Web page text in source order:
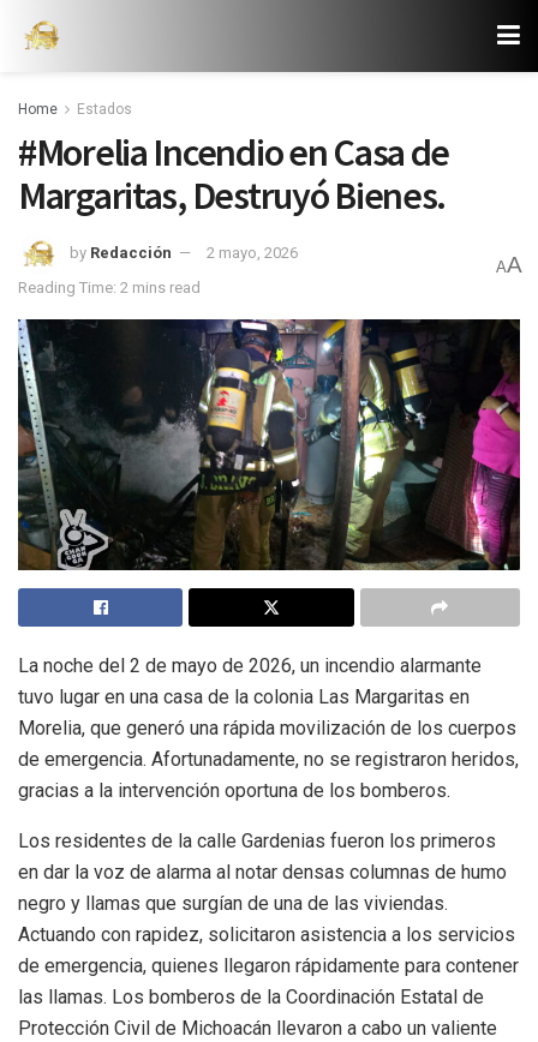
Home Estados
#Morelia Incendio en Casa de
Margaritas, Destruyó Bienes.
by Redacción
2 mayo, 2026
Reading Time: 2 mins read
AA
La noche del 2 de mayo de 2026, un incendio alarmante
tuvo lugar en una casa de la colonia Las Margaritas en
Morelia, que generó una rápida movilización de los cuerpos
de emergencia. Afortunadamente, no se registraron heridos,
gracias a la intervención oportuna de los bomberos.
Los residentes de la calle Gardenias fueron los primeros
en dar la voz de alarma al notar densas columnas de humo
negro y llamas que surgían de una de las viviendas.
Actuando con rapidez, solicitaron asistencia a los servicios
de emergencia, quienes llegaron rápidamente para contener
las llamas. Los bomberos de la Coordinación Estatal de
Protección Civil de Michoacán llevaron a cabo un valiente